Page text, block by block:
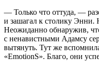
— Только что оттуда, —
и зашагал к столику Энни.
Неожиданно обнаружив,
с ненавистными Адамсу
вытянуть. Тут же
«EmotionS». Благо, они